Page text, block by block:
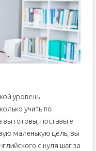
уровень
учить по
готовы, поставьте
маленькую цель, вы
с нуля шаг за